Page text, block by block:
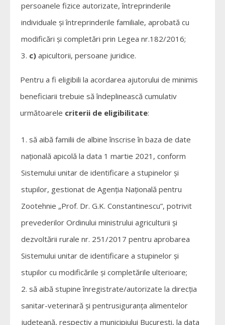
persoanele fizice autorizate, întreprinderile
individuale şi întreprinderile familiale, aprobată cu
modificări și completări prin Legea nr.182/2016;
c) apicultorii, persoane juridice.
Pentru a fi eligibili la acordarea ajutorului de minimis
beneficiarii trebuie să îndeplinească cumulativ
următoarele criterii de eligibilitate:
să aibă familii de albine înscrise în baza de date
națională apicolă la data 1 martie 2021, conform
Sistemului unitar de identificare a stupinelor şi
stupilor, gestionat de Agenția Națională pentru
Zootehnie „Prof. Dr. G.K. Constantinescu”, potrivit
prevederilor Ordinului ministrului agriculturii și
dezvoltării rurale nr. 251/2017 pentru aprobarea
Sistemului unitar de identificare a stupinelor şi
stupilor cu modificările și completările ulterioare;
să aibă stupine înregistrate/autorizate la direcția
sanitar-veterinară şi pentrusiguranța alimentelor
județeană, respectiv a municipiului București, la data